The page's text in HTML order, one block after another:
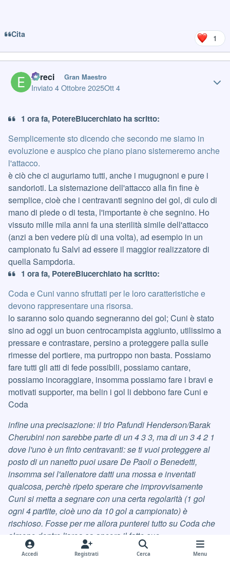
Cita 1
Erreci Gran Maestro
Inviato4 Ottobre 2025Ott 4
1 ora fa, PotereBlucerchiato ha scritto:
Semplicemente sto dicendo che secondo me siamo in
evoluzione e auspico che piano piano sistemeremo anche
l'attacco.
è ciò che ci auguriamo tutti, anche i mugugnoni e pure i
sandorioti. La sistemazione dell'attacco alla fin fine è
semplice, cioè che i centravanti segnino dei gol, di culo di
mano di piede o di testa, l'importante è che segnino. Ho
vissuto mille mila anni fa una sterilità simile dell'attacco
(anzi a ben vedere più di una volta), ad esempio in un
campionato fu Salvi ad essere il maggior realizzatore di
quella Sampdoria.
1 ora fa, PotereBlucerchiato ha scritto:
Coda e Cuni vanno sfruttati per le loro caratteristiche e
devono rappresentare una risorsa.
lo saranno solo quando segneranno dei gol; Cuni è stato
sino ad oggi un buon centrocampista aggiunto, utilissimo a
pressare e contrastare, persino a proteggere palla sulle
rimesse del portiere, ma purtroppo non basta. Possiamo
fare tutti gli atti di fede possibili, possiamo cantare,
possiamo incoraggiare, insomma possiamo fare i bravi e
motivati supporter, ma belin i gol li debbono fare Cuni e
Coda
infine una precisazione: il trio Pafundi Henderson/Barak
Cherubini non sarebbe parte di un 4 3 3, ma di un 3 4 2 1
dove l'uno è un finto centravanti: se ti vuoi proteggere al
posto di un nanetto puoi usare De Paoli o Benedetti,
insomma sei l'allenatore datti una mossa e inventati
qualcosa, perchè ripeto sperare che improvvisamente
Cuni si metta a segnare con una certa regolarità (1 gol
ogni 4 partite, cioè uno da 10 gol a campionato) è
rischioso. Fosse per me allora punterei tutto su Coda che
almeno dentro l'area sa ancora il fatto suo
Accedi Registrati Cerca Menu